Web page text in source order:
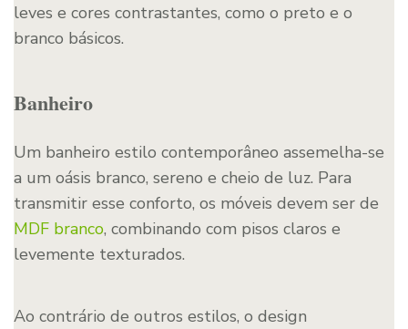
leves e cores contrastantes, como o preto e o
branco básicos.
Banheiro
Um banheiro estilo contemporâneo assemelha-se
a um oásis branco, sereno e cheio de luz. Para
transmitir esse conforto, os móveis devem ser de
MDF branco, combinando com pisos claros e
levemente texturados.
Ao contrário de outros estilos, o design